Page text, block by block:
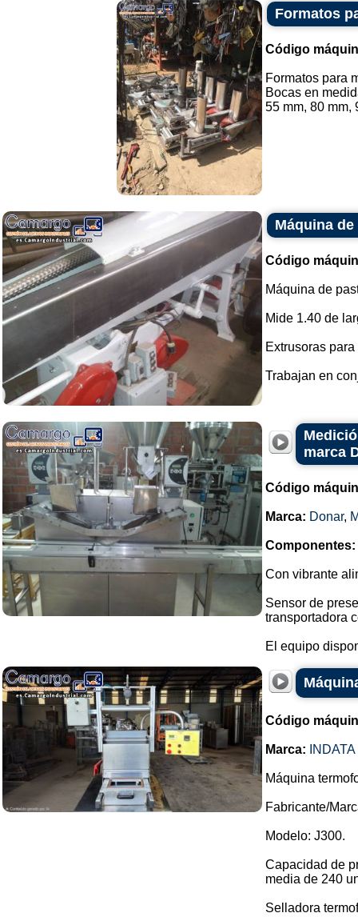
Formatos
Código
Formatos para
Bocas en
55 mm, 80 mm,
Máquina
Código
Máquina de
Mide 1.40 de
Extrusoras
Trabajan en
marca
Código
Marca: Donar,
Componentes:
Con vibrante
Sensor de
transportadora
El equipo
Código
Marca: INDATA
Máquina
Fabricante/
Modelo: J300.
Capacidad de
media de 240
Selladora